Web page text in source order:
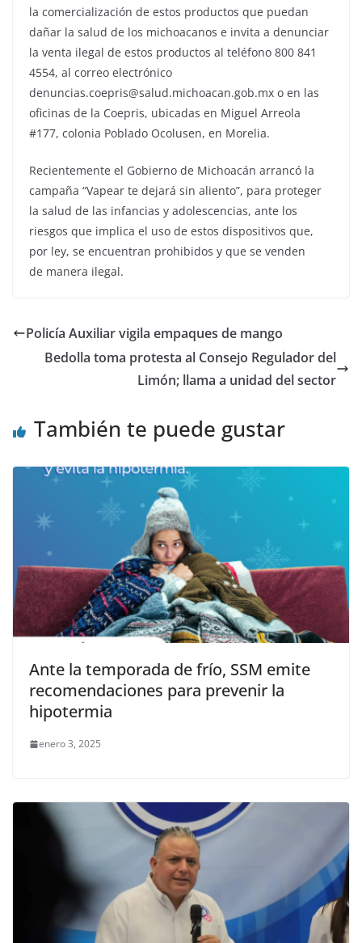
la comercialización de estos productos que puedan
dañar la salud de los michoacanos e invita a denunciar
la venta ilegal de estos productos al teléfono 800 841
4554, al correo electrónico
denuncias.coepris@salud.michoacan.gob.mx o en las
oficinas de la Coepris, ubicadas en Miguel Arreola
#177, colonia Poblado Ocolusen, en Morelia.
Recientemente el Gobierno de Michoacán arrancó la
campaña “Vapear te dejará sin aliento”, para proteger
la salud de las infancias y adolescencias, ante los
riesgos que implica el uso de estos dispositivos que,
por ley, se encuentran prohibidos y que se venden
de manera ilegal.
Policía Auxiliar vigila empaques de mango
Bedolla toma protesta al Consejo Regulador del
Limón; llama a unidad del sector
También te puede gustar
Ante la temporada de frío, SSM emite
recomendaciones para prevenir la
hipotermia
enero 3, 2025